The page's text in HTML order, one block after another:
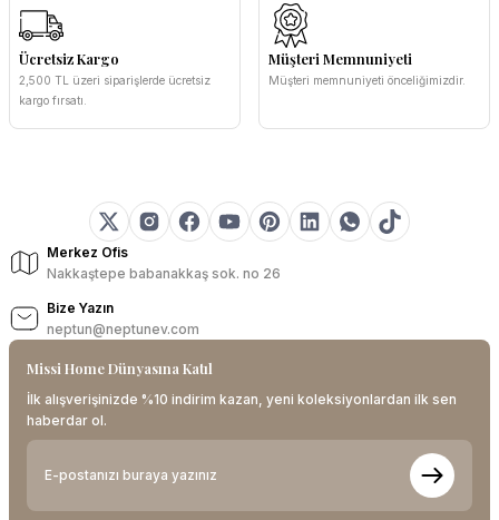
Ücretsiz Kargo
2,500 TL üzeri siparişlerde ücretsiz
kargo fırsatı.
Müşteri Memnuniyeti
Müşteri memnuniyeti önceliğimizdir.
Merkez Ofis
Nakkaştepe babanakkaş sok. no 26
Bize Yazın
neptun@neptunev.com
Missi Home Dünyasına Katıl
İlk alışverişinizde %10 indirim kazan, yeni koleksiyonlardan ilk sen
haberdar ol.